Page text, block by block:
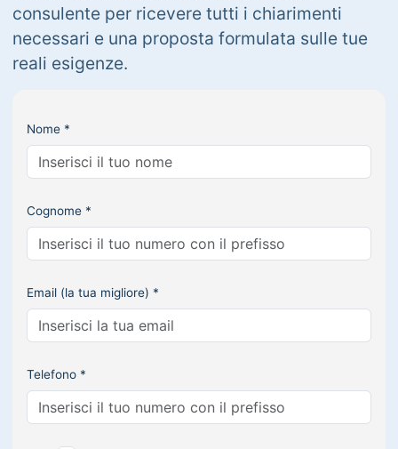
consulente per ricevere tutti i chiarimenti
necessari e una proposta formulata sulle tue
reali esigenze.
Nome *
Cognome *
Email (la tua migliore) *
Telefono *